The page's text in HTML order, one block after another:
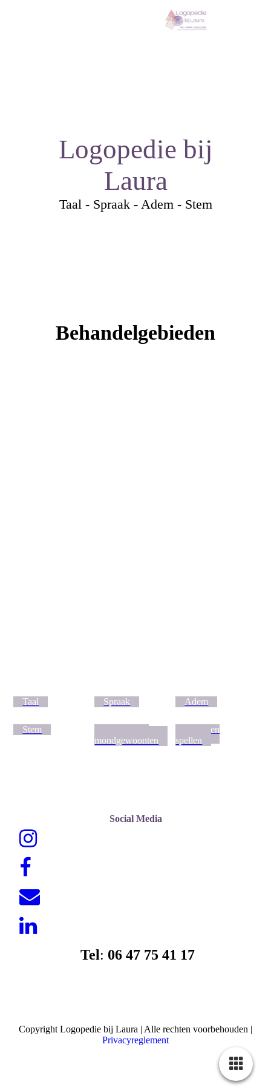
Logopedie bij
Laura
Taal - Spraak - Adem - Stem
Behandelgebieden
Taal Spraak Adem
Stem
Afwijkende
mondgewoonten
Lezen en
spellen
Social Media
Tel: 06 47 75 41 17
Copyright Logopedie bij Laura | Alle rechten voorbehouden |
Privacyreglement